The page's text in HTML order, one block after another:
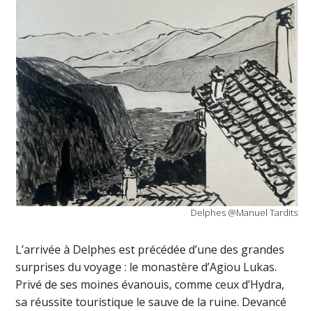
Delphes @Manuel Tardits
L’arrivée à Delphes est précédée d’une des grandes
surprises du voyage : le monastère d’Agiou Lukas.
Privé de ses moines évanouis, comme ceux d’Hydra,
sa réussite touristique le sauve de la ruine. Devancé